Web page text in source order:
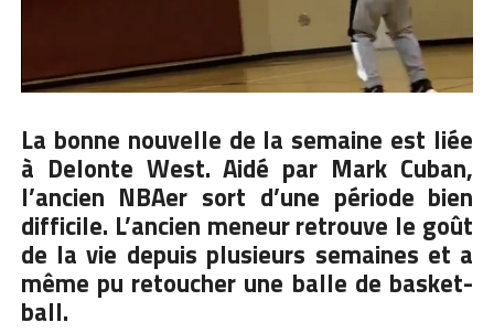
La bonne nouvelle de la semaine est liée
à Delonte West. Aidé par Mark Cuban,
l’ancien NBAer sort d’une période bien
difficile. L’ancien meneur retrouve le goût
de la vie depuis plusieurs semaines et a
même pu retoucher une balle de basket-
ball.